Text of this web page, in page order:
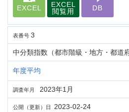
EXCEL
EXCEL
閲覧用
DB
表番号 3
中分類指数（都市階級・地方・都道
年度平均
調査年月 2023年1月
公開（更新）日 2023-02-24